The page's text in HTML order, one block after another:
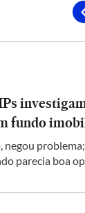
fundo
negou
parecia boa